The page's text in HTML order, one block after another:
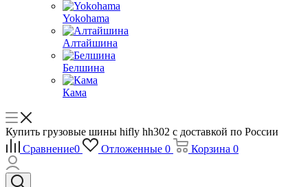
Yokohama
Алтайшина
Белшина
Кама
Купить грузовые шины hifly hh302 с доставкой по России
Сравнение0 Отложенные 0 Корзина 0